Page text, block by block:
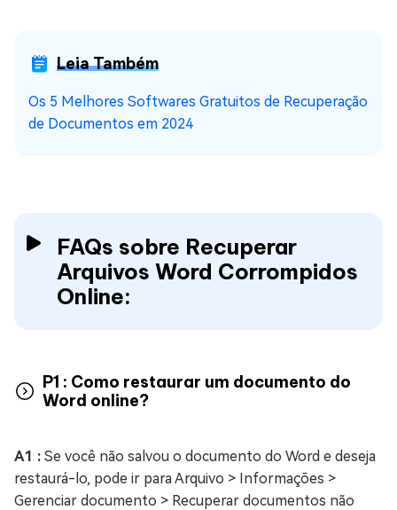
Leia Também
Os 5 Melhores Softwares Gratuitos de Recuperação
de Documentos em 2024
FAQs sobre Recuperar
Arquivos Word Corrompidos
Online:
P1 : Como restaurar um documento do
Word online?
A1 : Se você não salvou o documento do Word e deseja
restaurá-lo, pode ir para Arquivo > Informações >
Gerenciar documento > Recuperar documentos não